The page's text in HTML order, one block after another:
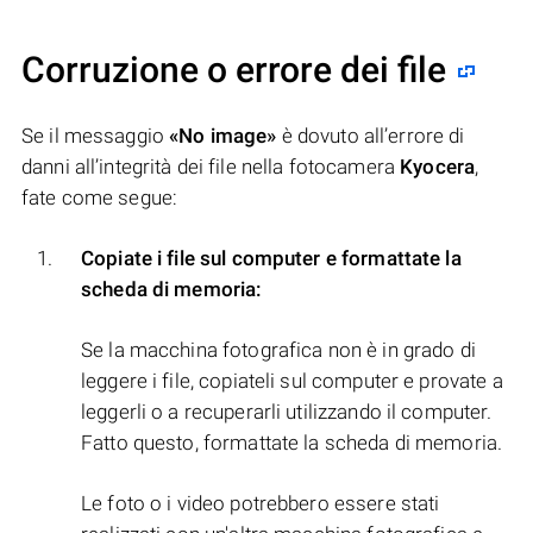
Corruzione o errore dei file
Se il messaggio«No image» è dovuto all’errore di
danni all’integrità dei file nella fotocamera Kyocera,
fate come segue:
Copiate i file sul computer e formattate la
scheda di memoria:
Se la macchina fotografica non è in grado di
leggere i file, copiateli sul computer e provate a
leggerli o a recuperarli utilizzando il computer.
Fatto questo, formattate la scheda di memoria.
Le foto o i video potrebbero essere stati